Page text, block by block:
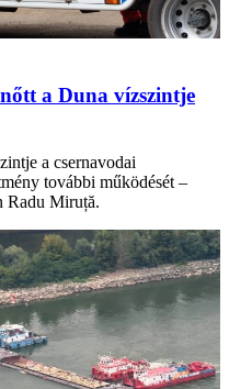
a Duna vízszintje
a csernavodai
további működését –
Radu Miruță.